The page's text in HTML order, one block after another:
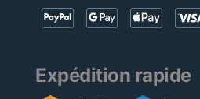
Expédition rapide